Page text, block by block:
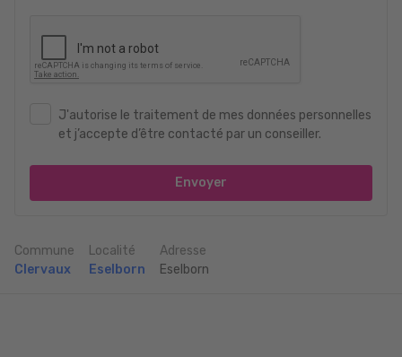
J'autorise le traitement de mes données personnelles
et j’accepte d’être contacté par un conseiller.
Envoyer
Commune
Clervaux
Localité
Eselborn
Adresse
Eselborn